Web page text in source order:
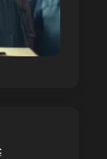
10/2024